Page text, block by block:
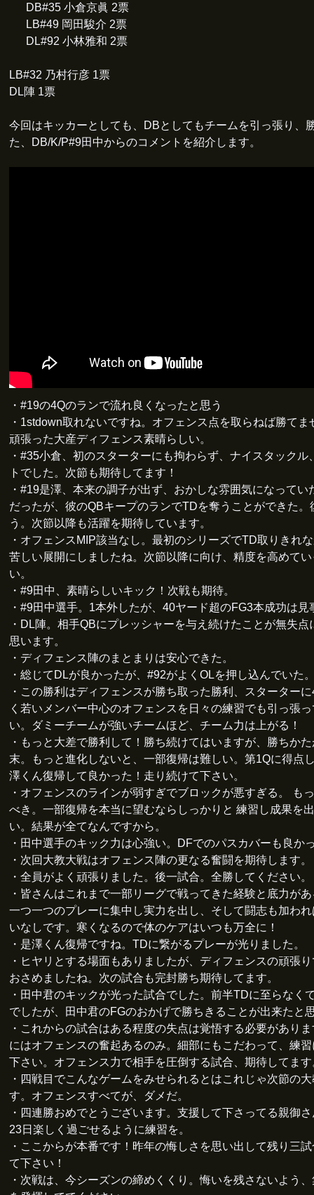
DB#35 小倉京眞 2票
LB#49 岡田駿介 2票
DL#92 小林雅和 2票
LB#32 乃村行彦 1票
DL陣 1票
今回はキッカーとしても、DBとしてもチームを引っ張り、
た、DB/K/P#9田中からのコメントを紹介します。
・#19の4Qのランで流れ良くなったと思う
・1stdown取れないですね。オフェンス点を取らねば勝てま
頑張った大産ディフェンス素晴らしい。
・#35小倉、初のスターターにも拘わらず、ナイスタックル
トでした。次節も期待してます！
・#19是澤、本来の調子が出ず、おかしな雰囲気になってい
だったが、彼のQBキープのランでTDを奪うことができた。
う。次節以降も活躍を期待しています。
・オフェンスMIP該当なし。最初のシリーズでTD取りきれ
苦しい展開にしましたね。次節以降に向け、精度を高めて
い。
・#9田中、素晴らしいキック！次戦も期待。
・#9田中選手。1本外したが、40ヤード超のFG3本成功は見
・DL陣。相手QBにプレッシャーを与え続けたことが無失点
思います。
・ディフェンス陣のまとまりは安心できた。
・総じてDLが良かったが、#92がよくOLを押し込んでいた
・この勝利はディフェンスが勝ち取った勝利、スターター
く若いメンバー中心のオフェンスを日々の練習でも引っ張
い。ダミーチームが強いチームほど、チーム力は上がる！
・もっと大差で勝利して！勝ち続けてはいますが、勝ちか
末。もっと進化しないと、一部復帰は難しい。第1Qに得点
澤くん復帰して良かった！走り続けて下さい。
・オフェンスのラインが弱すぎでブロックが悪すぎる。 も
べき。一部復帰を本当に望むならしっかりと 練習し成果を
い。結果が全てなんですから。
・田中選手のキック力は心強い。DFでのパスカバーも良か
・次回大教大戦はオフェンス陣の更なる奮闘を期待します。
・全員がよく頑張りました。後一試合。全勝してください。
・皆さんはこれまで一部リーグで戦ってきた経験と底力が
一つ一つのプレーに集中し実力を出し、そして闘志も加わ
いなしです。寒くなるので体のケアはいつも万全に！
・是澤くん復帰ですね。TDに繋がるプレーが光りました。
・ヒヤリとする場面もありましたが、ディフェンスの頑張
おさめましたね。次の試合も完封勝ち期待してます。
・田中君のキックが光った試合でした。前半TDに至らなく
でしたが、田中君のFGのおかげで勝ちきることが出来たと
・これからの試合はある程度の失点は覚悟する必要があり
にはオフェンスの奮起あるのみ。細部にもこだわって、練
下さい。オフェンス力で相手を圧倒する試合、期待してます
・四戦目でこんなゲームをみせられるとはこれじゃ次節の
す。オフェンスすべてが、ダメだ。
・四連勝おめでとうございます。支援して下さってる親御
23日楽しく過ごせるように練習を。
・ここからが本番です！昨年の悔しさを思い出して残り三
て下さい！
・次戦は、今シーズンの締めくくり。悔いを残さないよう